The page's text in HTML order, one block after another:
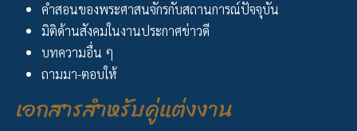
คำสอนของพระศาสนจักรกับสถานการณ์ปัจจุบัน
มิติด้านสังคมในงานประกาศข่าวดี
บทความอื่น ๆ
ถามมา-ตอบให้
เอกสารสำหรับคู่แต่งงาน